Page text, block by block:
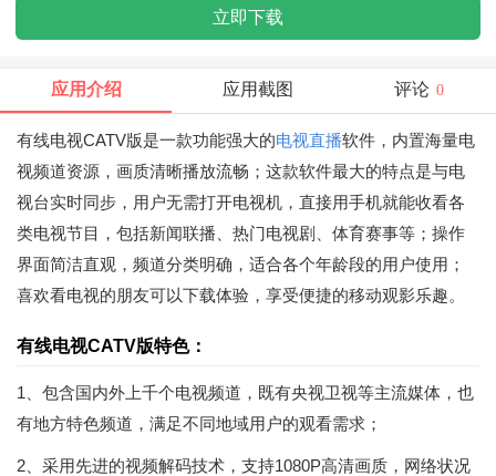
立即下载
应用介绍 应用截图 评论 0
有线电视CATV版是一款功能强大的电视直播软件，内置海量电
视频道资源，画质清晰播放流畅；这款软件最大的特点是与电
视台实时同步，用户无需打开电视机，直接用手机就能收看各
类电视节目，包括新闻联播、热门电视剧、体育赛事等；操作
界面简洁直观，频道分类明确，适合各个年龄段的用户使用；
喜欢看电视的朋友可以下载体验，享受便捷的移动观影乐趣。
有线电视CATV版特色：
1、包含国内外上千个电视频道，既有央视卫视等主流媒体，也
有地方特色频道，满足不同地域用户的观看需求；
2、采用先进的视频解码技术，支持1080P高清画质，网络状况